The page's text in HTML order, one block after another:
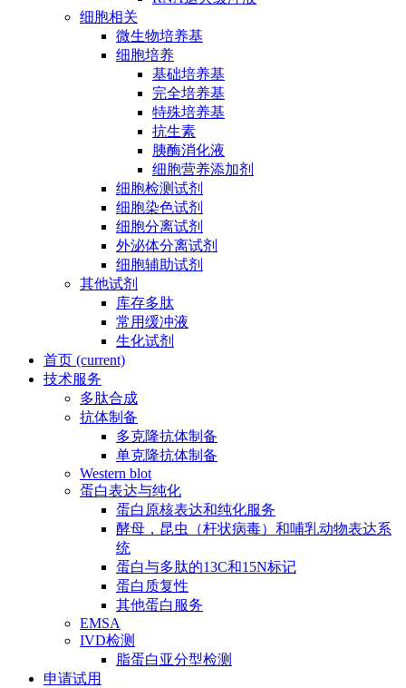
细胞相关
微生物培养基
细胞培养
基础培养基
完全培养基
特殊培养基
抗生素
胰酶消化液
细胞营养添加剂
细胞检测试剂
细胞染色试剂
细胞分离试剂
外泌体分离试剂
细胞辅助试剂
其他试剂
库存多肽
常用缓冲液
生化试剂
首页 (current)
技术服务
多肽合成
抗体制备
多克隆抗体制备
单克隆抗体制备
Western blot
蛋白表达与纯化
蛋白原核表达和纯化服务
酵母，昆虫（杆状病毒）和哺乳动物表达系
统
蛋白与多肽的13C和15N标记
蛋白质复性
其他蛋白服务
EMSA
IVD检测
脂蛋白亚分型检测
申请试用